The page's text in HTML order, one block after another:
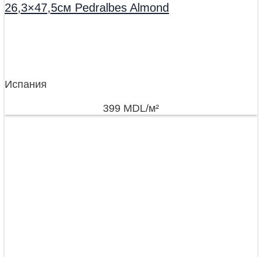
26,3×47,5см Pedralbes Almond
Испания
399 MDL/м²